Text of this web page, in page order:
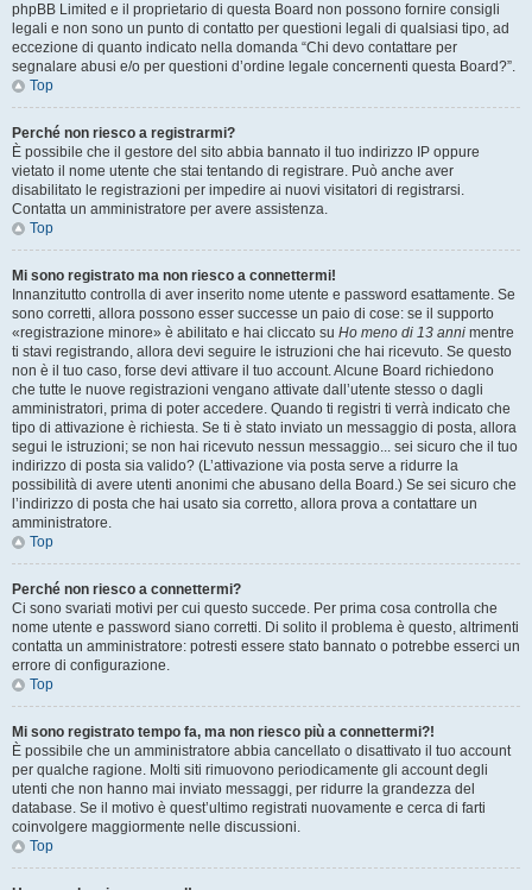
phpBB Limited e il proprietario di questa Board non possono fornire consigli
legali e non sono un punto di contatto per questioni legali di qualsiasi tipo, ad
eccezione di quanto indicato nella domanda “Chi devo contattare per
segnalare abusi e/o per questioni d’ordine legale concernenti questa Board?”.
Top
Perché non riesco a registrarmi?
È possibile che il gestore del sito abbia bannato il tuo indirizzo IP oppure
vietato il nome utente che stai tentando di registrare. Può anche aver
disabilitato le registrazioni per impedire ai nuovi visitatori di registrarsi.
Contatta un amministratore per avere assistenza.
Top
Mi sono registrato ma non riesco a connettermi!
Innanzitutto controlla di aver inserito nome utente e password esattamente. Se
sono corretti, allora possono esser successe un paio di cose: se il supporto
«registrazione minore» è abilitato e hai cliccato su Ho meno di 13 anni mentre
ti stavi registrando, allora devi seguire le istruzioni che hai ricevuto. Se questo
non è il tuo caso, forse devi attivare il tuo account. Alcune Board richiedono
che tutte le nuove registrazioni vengano attivate dall’utente stesso o dagli
amministratori, prima di poter accedere. Quando ti registri ti verrà indicato che
tipo di attivazione è richiesta. Se ti è stato inviato un messaggio di posta, allora
segui le istruzioni; se non hai ricevuto nessun messaggio... sei sicuro che il tuo
indirizzo di posta sia valido? (L’attivazione via posta serve a ridurre la
possibilità di avere utenti anonimi che abusano della Board.) Se sei sicuro che
l’indirizzo di posta che hai usato sia corretto, allora prova a contattare un
amministratore.
Top
Perché non riesco a connettermi?
Ci sono svariati motivi per cui questo succede. Per prima cosa controlla che
nome utente e password siano corretti. Di solito il problema è questo, altrimenti
contatta un amministratore: potresti essere stato bannato o potrebbe esserci un
errore di configurazione.
Top
Mi sono registrato tempo fa, ma non riesco più a connettermi?!
È possibile che un amministratore abbia cancellato o disattivato il tuo account
per qualche ragione. Molti siti rimuovono periodicamente gli account degli
utenti che non hanno mai inviato messaggi, per ridurre la grandezza del
database. Se il motivo è quest’ultimo registrati nuovamente e cerca di farti
coinvolgere maggiormente nelle discussioni.
Top